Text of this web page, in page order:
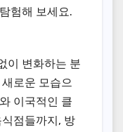
험해 보세요.
이 변화하는 분
로운 모습으
이국적인 클
점들까지, 방